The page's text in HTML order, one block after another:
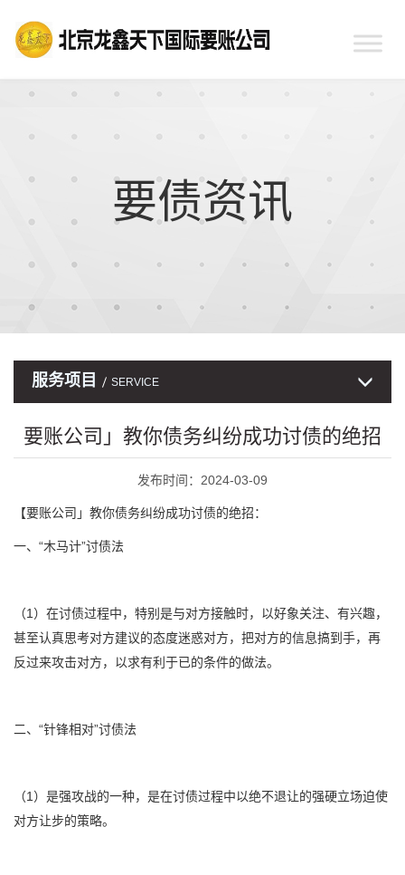
要债资讯
服务项目 SERVICE
要账公司」教你债务纠纷成功讨债的绝招
发布时间：2024-03-09
【要账公司」教你债务纠纷成功讨债的绝招：
一、“木马计”讨债法
（1）在讨债过程中，特别是与对方接触时，以好象关注、有兴趣，
甚至认真思考对方建议的态度迷惑对方，把对方的信息搞到手，再
反过来攻击对方，以求有利于已的条件的做法。
二、“针锋相对”讨债法
（1）是强攻战的一种，是在讨债过程中以绝不退让的强硬立场迫使
对方让步的策略。